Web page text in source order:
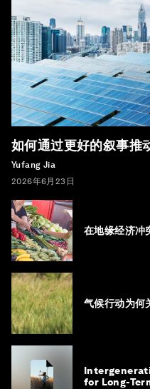
如何通过更好的叙事推
Yufang Jia
2026年6月23日
在地缘经济冲
气候行动为何
for Long-